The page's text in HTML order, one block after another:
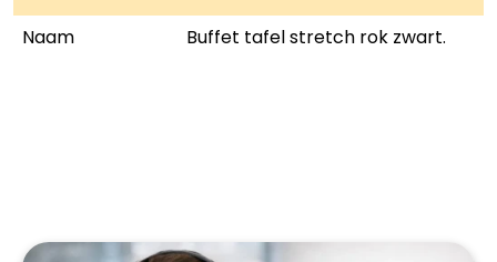
Naam
Buffet tafel stretch rok zwart.